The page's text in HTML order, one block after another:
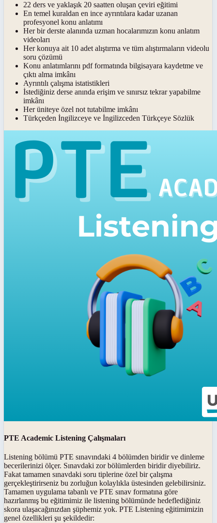
22 ders ve yaklaşık 20 saatten oluşan çeviri eğitimi
En temel kuraldan en ince ayrıntılara kadar uzanan
profesyonel konu anlatımı
Her bir derste alanında uzman hocalarımızın konu anlatım
videoları
Her konuya ait 10 adet alıştırma ve tüm alıştırmaların videolu
soru çözümü
Konu anlatımlarını pdf formatında bilgisayara kaydetme ve
çıktı alma imkânı
Ayrıntılı çalışma istatistikleri
İstediğiniz derse anında erişim ve sınırsız tekrar yapabilme
imkânı
Her üniteye özel not tutabilme imkânı
Türkçeden İngilizceye ve İngilizceden Türkçeye Sözlük
PTE Academic Listening Çalışmaları
Listening bölümü PTE sınavındaki 4 bölümden biridir ve dinleme
becerilerinizi ölçer. Sınavdaki zor bölümlerden biridir diyebiliriz.
Fakat tamamen sınavdaki soru tiplerine özel bir çalışma
gerçekleştirirseniz bu zorluğun kolaylıkla üstesinden gelebilirsiniz.
Tamamen uygulama tabanlı ve PTE sınav formatına göre
hazırlanmış bu eğitimimiz ile listening bölümünde hedeflediğiniz
skora ulaşacağınızdan şüphemiz yok. PTE Listening eğitimimizin
genel özellikleri şu şekildedir: